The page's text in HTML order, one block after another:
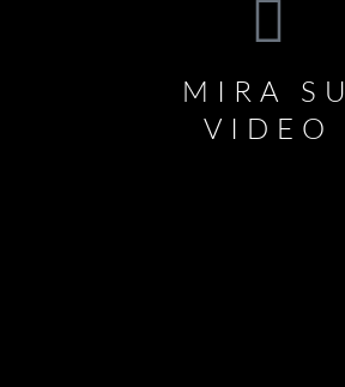
MIRA SU
VIDEO